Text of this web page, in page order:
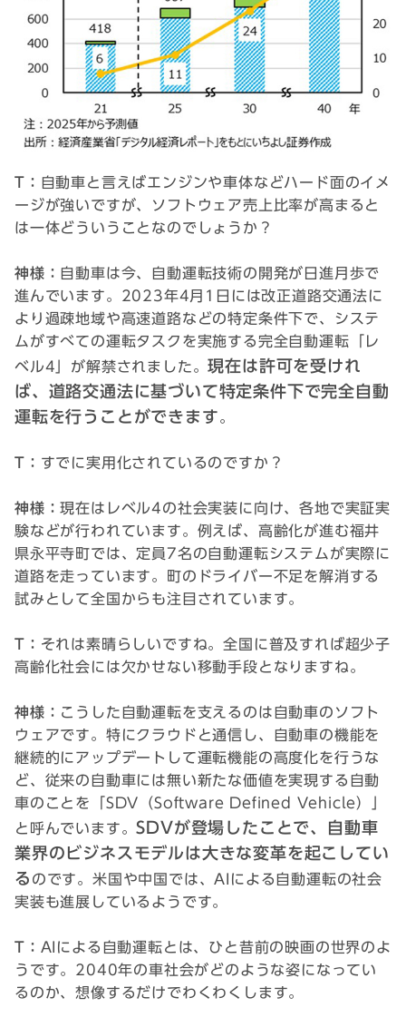
T： 自動車と言えばエンジンや車体などハード面のイメ
ージが強いですが、ソフトウェア売上比率が高まると
は一体どういうことなのでしょうか？
神様： 自動車は今、自動運転技術の開発が日進月歩で
進んでいます。2023年4月1日には改正道路交通法に
より過疎地域や高速道路などの特定条件下で、システ
ムがすべての運転タスクを実施する完全自動運転「レ
ベル4」が解禁されました。現在は許可を受けれ
ば、道路交通法に基づいて特定条件下で完全自動
運転を行うことができます。
T： すでに実用化されているのですか？
神様：現在はレベル4の社会実装に向け、各地で実証実
験などが行われています。例えば、高齢化が進む福井
県永平寺町では、定員7名の自動運転システムが実際に
道路を走っています。町のドライバー不足を解消する
試みとして全国からも注目されています。
T： それは素晴らしいですね。全国に普及すれば超少子
高齢化社会には欠かせない移動手段となりますね。
神様： こうした自動運転を支えるのは自動車のソフト
ウェアです。特にクラウドと通信し、自動車の機能を
継続的にアップデートして運転機能の高度化を行うな
ど、従来の自動車には無い新たな価値を実現する自動
車のことを「SDV（Software Defined Vehicle）」
と呼んでいます。SDVが登場したことで、自動車
業界のビジネスモデルは大きな変革を起こしてい
る のです。米国や中国では、AIによる自動運転の社会
実装も進展しているようです。
T： AIによる自動運転とは、ひと昔前の映画の世界のよ
うです。2040年の車社会がどのような姿になってい
るのか、想像するだけでわくわくします。